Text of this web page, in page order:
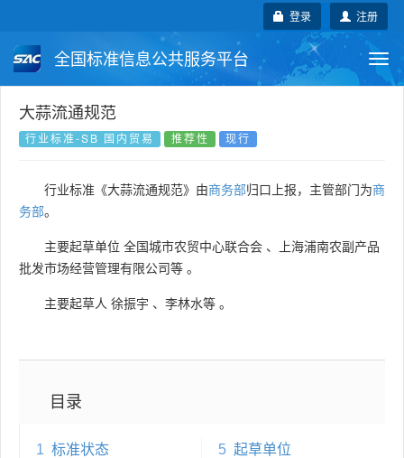
注册
登录
全国标准信息公共服务平台
国家标准
国外标准 技术委员会
大蒜流通规范
行业标准-SB 国内贸易 推荐性 现行
行业标准《大蒜流通规范》由商务部归口上报，主管部门为商
务部。
主要起草单位 全国城市农贸中心联合会 、
上海浦南农副产品
批发市场经营管理有限公司等 。
主要起草人 徐振宇 、 李林水等 。
目录
1 标准状态
5 起草单位